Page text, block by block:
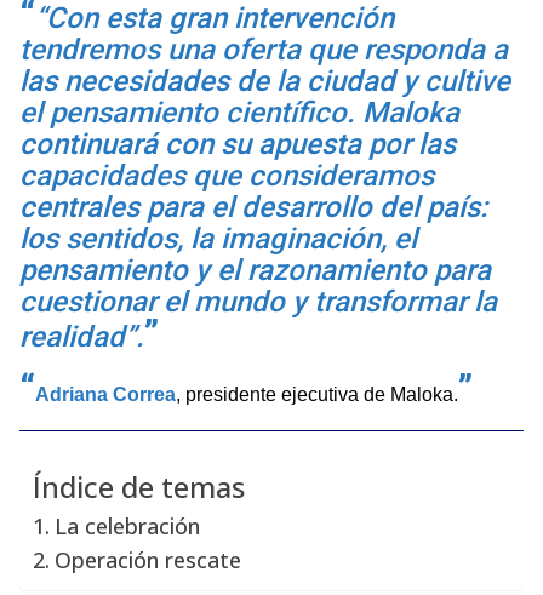
“Con esta gran intervención
tendremos una oferta que responda a
las necesidades de la ciudad y cultive
el pensamiento científico. Maloka
continuará con su apuesta por las
capacidades que consideramos
centrales para el desarrollo del país:
los sentidos, la imaginación, el
pensamiento y el razonamiento para
cuestionar el mundo y transformar la
realidad”.
Adriana Correa, presidente ejecutiva de Maloka.
Índice de temas
La celebración
Operación rescate